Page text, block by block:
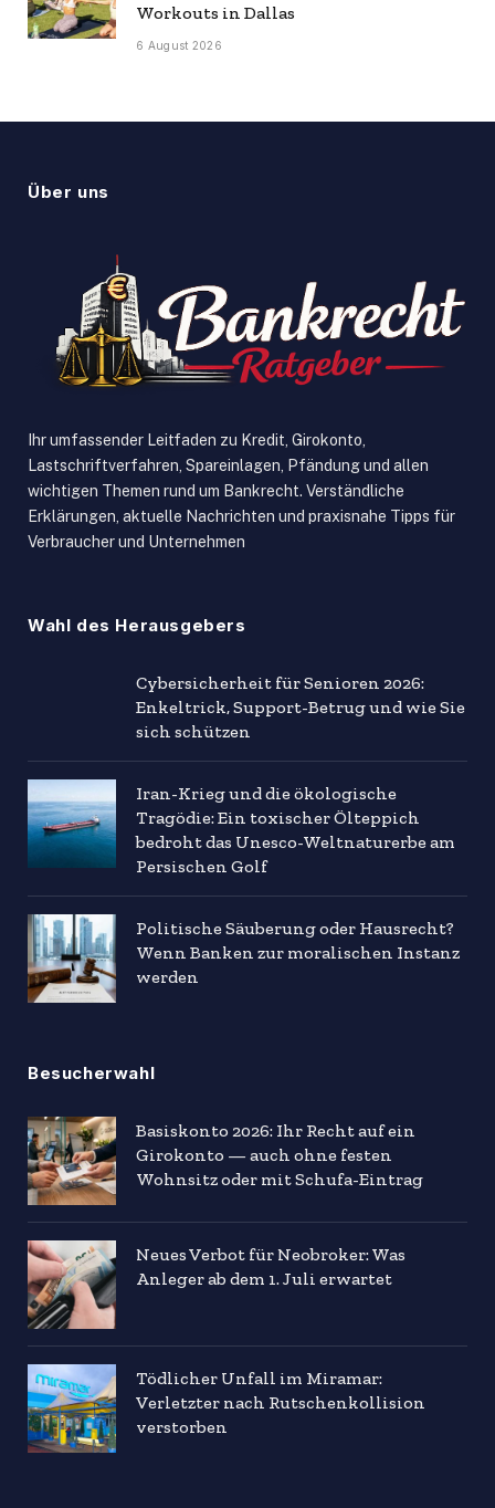
Workouts in Dallas
6 August 2026
Über uns
Ihr umfassender Leitfaden zu Kredit, Girokonto,
Lastschriftverfahren, Spareinlagen, Pfändung und allen
wichtigen Themen rund um Bankrecht. Verständliche
Erklärungen, aktuelle Nachrichten und praxisnahe Tipps für
Verbraucher und Unternehmen
Wahl des Herausgebers
Cybersicherheit für Senioren 2026:
Enkeltrick, Support-Betrug und wie Sie
sich schützen
Iran-Krieg und die ökologische
Tragödie: Ein toxischer Ölteppich
bedroht das Unesco-Weltnaturerbe am
Persischen Golf
Politische Säuberung oder Hausrecht?
Wenn Banken zur moralischen Instanz
werden
Besucherwahl
Basiskonto 2026: Ihr Recht auf ein
Girokonto — auch ohne festen
Wohnsitz oder mit Schufa-Eintrag
Neues Verbot für Neobroker: Was
Anleger ab dem 1. Juli erwartet
Tödlicher Unfall im Miramar:
Verletzter nach Rutschenkollision
verstorben